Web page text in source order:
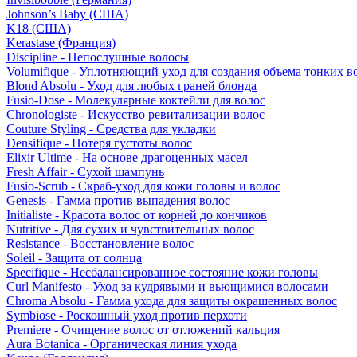
Johnson’s Baby (США)
K18 (США)
Kerastase (Франция)
Discipline - Непослушные волосы
Volumifique - Уплотняющий уход для создания объема тонких
Blond Absolu - Уход для любых граней блонда
Fusio-Dose - Молекулярные коктейли для волос
Chronologiste - Искусство ревитализации волос
Couture Styling - Средства для укладки
Densifique - Потеря густоты волос
Elixir Ultime - На основе драгоценных масел
Fresh Affair - Сухой шампунь
Fusio-Scrub - Скраб-уход для кожи головы и волос
Genesis - Гамма против выпадения волос
Initialiste - Красота волос от корней до кончиков
Nutritive - Для сухих и чувствительных волос
Resistance - Восстановление волос
Soleil - Защита от солнца
Specifique - Несбалансированное состояние кожи головы
Curl Manifesto - Уход за кудрявыми и вьющимися волосами
Chroma Absolu - Гамма ухода для защиты окрашенных волос
Symbiose - Роскошный уход против перхоти
Premiere - Очищение волос от отложений кальция
Aura Botanica - Органическая линия ухода